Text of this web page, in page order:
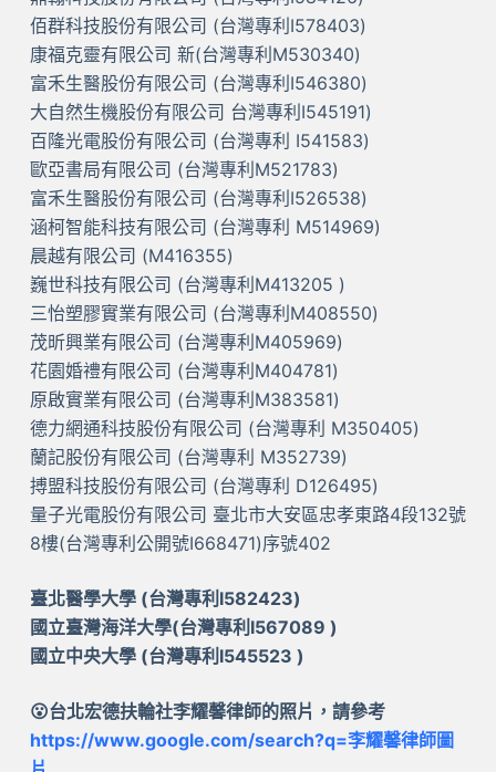
佰群科技股份有限公司 (台灣專利I578403)
康福克靈有限公司 新(台灣專利M530340)
富禾生醫股份有限公司 (台灣專利I546380)
大自然生機股份有限公司 台灣專利I545191)
百隆光電股份有限公司 (台灣專利 I541583)
歐亞書局有限公司 (台灣專利M521783)
富禾生醫股份有限公司 (台灣專利I526538)
涵柯智能科技有限公司 (台灣專利 M514969)
晨越有限公司 (M416355)
巍世科技有限公司 (台灣專利M413205 )
三怡塑膠實業有限公司 (台灣專利M408550)
茂昕興業有限公司 (台灣專利M405969)
花園婚禮有限公司 (台灣專利M404781)
原啟實業有限公司 (台灣專利M383581)
德力網通科技股份有限公司 (台灣專利 M350405)
蘭記股份有限公司 (台灣專利 M352739)
搏盟科技股份有限公司 (台灣專利 D126495)
量子光電股份有限公司 臺北市大安區忠孝東路4段132號
8樓(台灣專利公開號I668471)序號402
臺北醫學大學 (台灣專利I582423)
國立臺灣海洋大學(台灣專利I567089 )
國立中央大學 (台灣專利I545523 )
😮台北宏德扶輪社李耀馨律師的照片，請參考
https://www.google.com/search?q=李耀馨律師圖